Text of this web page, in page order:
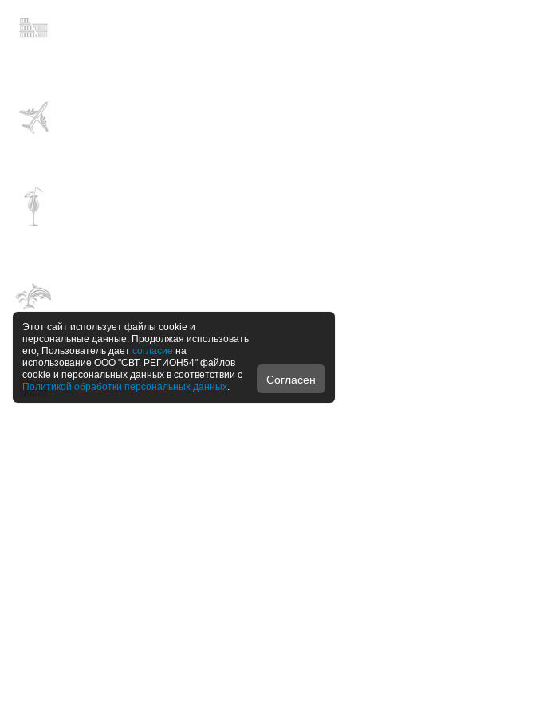
Этот сайт использует файлы cookie и
персональные данные. Продолжая использовать
его, Пользователь дает согласие на
использование ООО "СВТ. РЕГИОН54" файлов
cookie и персональных данных в соответствии с
Политикой обработки персональных данных. Согласен